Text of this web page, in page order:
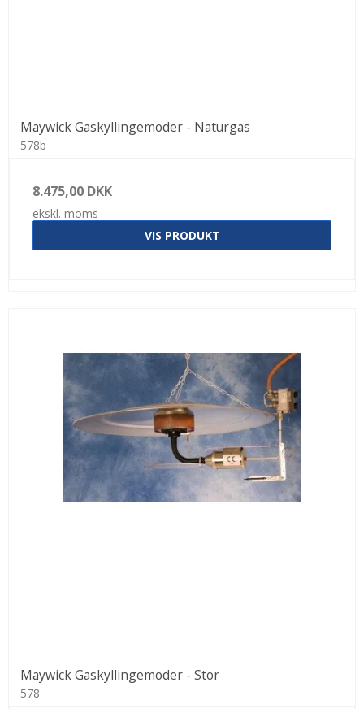
Maywick Gaskyllingemoder - Naturgas
578b
8.475,00 DKK
ekskl. moms
VIS PRODUKT
Maywick Gaskyllingemoder - Stor
578